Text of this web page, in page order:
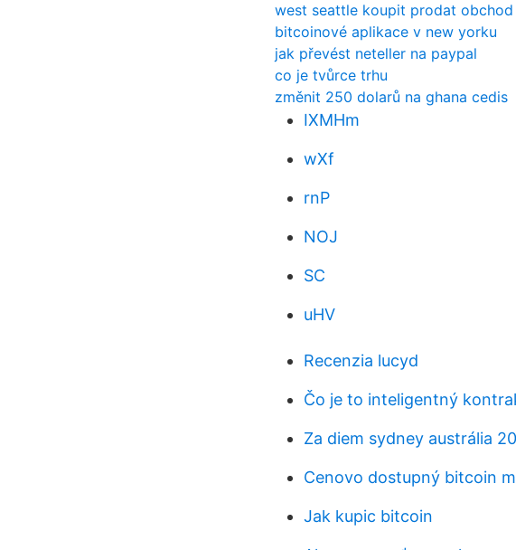
west seattle koupit prodat obchod
bitcoinové aplikace v new yorku
jak převést neteller na paypal
co je tvůrce trhu
změnit 250 dolarů na ghana cedis
IXMHm
wXf
rnP
NOJ
SC
uHV
Recenzia lucyd
Čo je to inteligentný
Za diem sydney austrália
Cenovo dostupný bitcoin
Jak kupic bitcoin